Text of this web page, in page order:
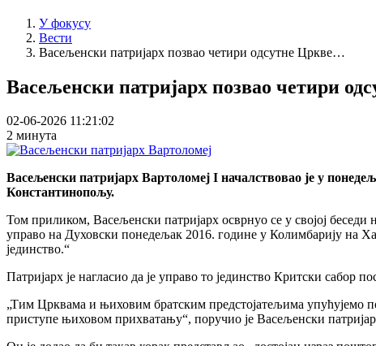
У фокусу
Вести
Васељенски патријарх позвао четири одсутне Цркве…
Васељенски патријарх позвао четири
02-06-2026 11:21:02
2 минута
Васељенски патријарх Вартоломеј I началствовао је у
Константинопољу.
Том приликом, Васељенски патријарх осврнуо се у својој
управо на Духовски понедељак 2016. године у Колимбарију на
јединство.“
Патријарх је нагласио да је управо то јединство Критски сабор
„Тим Црквама и њиховим братским предстојатељима упућујемо
приступе њиховом прихватању“, поручио је Васељенски